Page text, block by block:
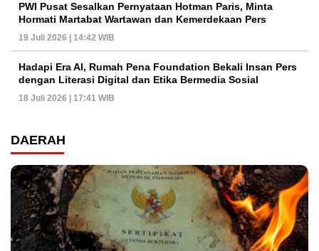
PWI Pusat Sesalkan Pernyataan Hotman Paris, Minta
Hormati Martabat Wartawan dan Kemerdekaan Pers
19 Juli 2026 | 14:42 WIB
Hadapi Era AI, Rumah Pena Foundation Bekali Insan Pers
dengan Literasi Digital dan Etika Bermedia Sosial
18 Juli 2026 | 17:41 WIB
DAERAH